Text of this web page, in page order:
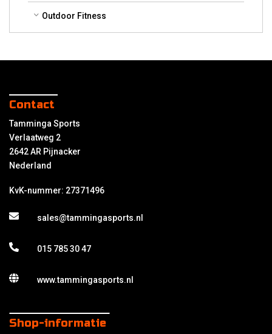
Outdoor Fitness
Contact
Tamminga Sports
Verlaatweg 2
2642 AR Pijnacker
Nederland
KvK-nummer: 27371496
sales@tammingasports.nl
015 785 30 47
www.tammingasports.nl
Shop-informatie